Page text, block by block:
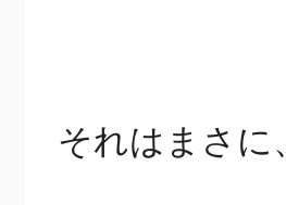
それはまさに、